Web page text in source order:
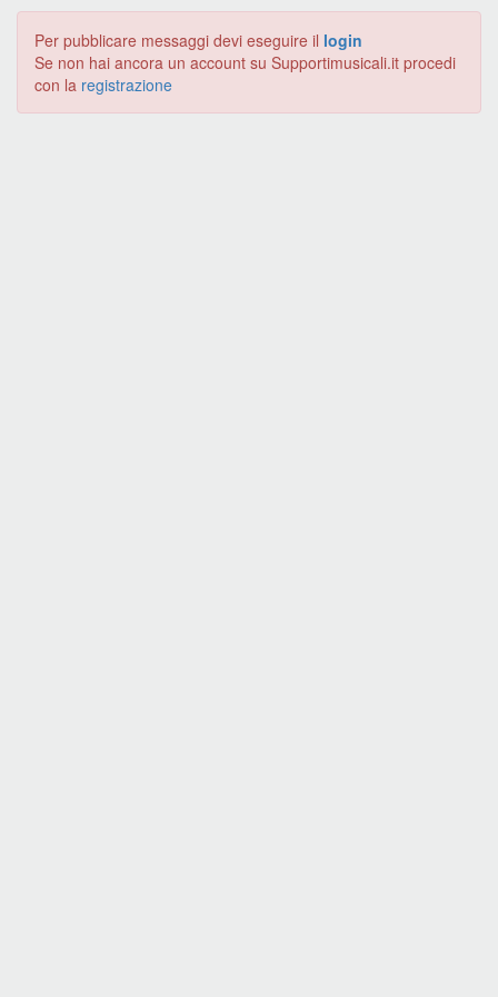
Per pubblicare messaggi devi eseguire il login
Se non hai ancora un account su Supportimusicali.it procedi
con la registrazione